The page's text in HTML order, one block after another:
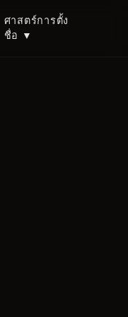
ศาสตร์การตั้ง
ชื่อ
▼